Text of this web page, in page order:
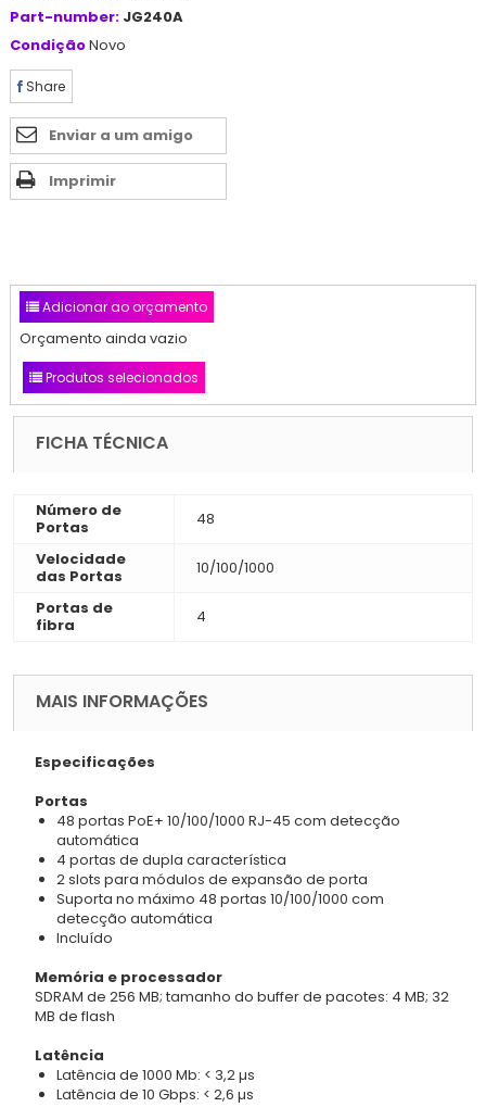
Part-number: JG240A
CondiçãoNovo
Share
Enviar a um amigo
Imprimir
Adicionar ao orçamento
Orçamento ainda vazio
Produtos selecionados
FICHA TÉCNICA
Número de
Portas
48
Velocidade
das Portas
10/100/1000
Portas de
fibra
4
MAIS INFORMAÇÕES
Especificações
Portas
48 portas PoE+ 10/100/1000 RJ-45 com detecção
automática
4 portas de dupla característica
2 slots para módulos de expansão de porta
Suporta no máximo 48 portas 10/100/1000 com
detecção automática
Incluído
Memória e processador
SDRAM de 256 MB; tamanho do buffer de pacotes: 4 MB; 32
MB de flash
Latência
Latência de 1000 Mb: < 3,2 µs
Latência de 10 Gbps: < 2,6 µs